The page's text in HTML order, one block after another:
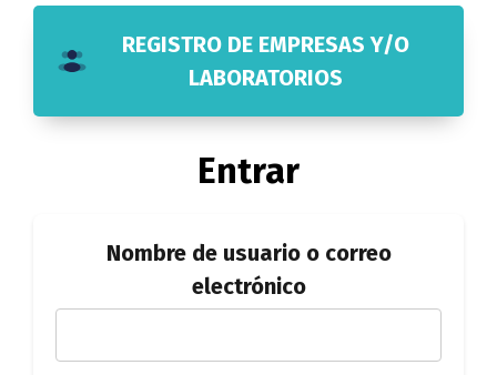
REGISTRO DE EMPRESAS Y/O
LABORATORIOS
Entrar
Nombre de usuario o correo
electrónico